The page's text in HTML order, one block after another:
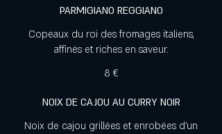
PARMIGIANO REGGIANO
Copeaux du roi des fromages italiens,
affinés et riches en saveur.
8 €
NOIX DE CAJOU AU CURRY NOIR
Noix de cajou grillées et enrobées d’un